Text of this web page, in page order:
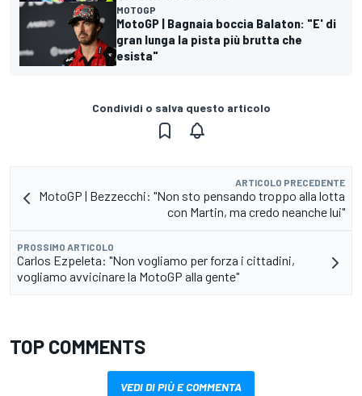
MOTOGP
MotoGP | Bagnaia boccia Balaton: "E' di
gran lunga la pista più brutta che
esista"
Condividi o salva questo articolo
ARTICOLO PRECEDENTE
MotoGP | Bezzecchi: "Non sto pensando troppo alla lotta
con Martin, ma credo neanche lui"
PROSSIMO ARTICOLO
Carlos Ezpeleta: "Non vogliamo per forza i cittadini,
vogliamo avvicinare la MotoGP alla gente"
TOP COMMENTS
VEDI DI PIÙ E COMMENTA